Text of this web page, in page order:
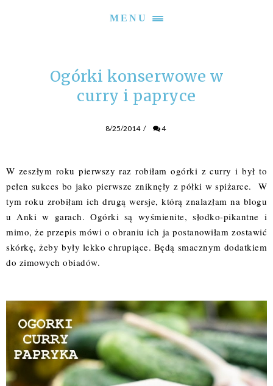
MENU
Ogórki konserwowe w
curry i papryce
8/25/2014 / 4
W zeszłym roku pierwszy raz robiłamogórki z curry i był to
pełen sukces bo jako pierwsze zniknęły z półki w spiżarce. W
tym roku zrobiłam ich drugą wersje, którą znalazłam na blogu
uAnki w garach. Ogórki są wyśmienite, słodko-pikantne i
mimo, że przepis mówi o obraniu ich ja postanowiłam zostawić
skórkę, żeby były lekko chrupiące. Będą smacznym dodatkiem
do zimowych obiadów.